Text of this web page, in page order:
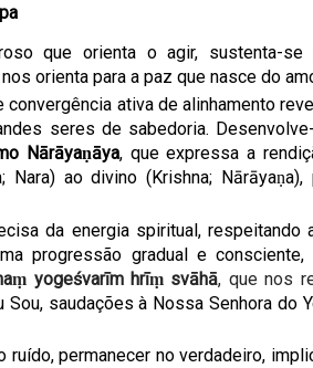
que orienta o agir, sustenta-se
orienta para a paz que nasce do
convergência ativa de alinhamento
seres de sabedoria.
Nārāyaṇāya, que expressa a
Nara) ao divino (Krishna;
da energia spiritual, respeitando
progressão gradual e
yogeśvarīm hrīṃ svāhā, que nos
Sou, saudações à Nossa Senhora do
ruído, permanecer no verdadeiro,